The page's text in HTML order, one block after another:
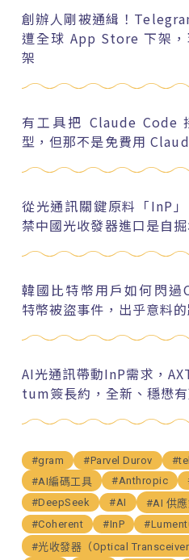
創辦人剛被通緝！
遭全球 App Store 下架
架
有工具把 Claude Code
型，但那不是免費用
從光通訊關鍵原料「InP
禁中國光收發器進口是自
韓國比特幣用戶如何閃
特幣被盜事件，出乎意料
AI光通訊帶動InP需求，
tum簽長約，全新、穩懋
#gram #Parvel Durov
#AI編碼工具
#Anthropic
#DeepSeek
#AI #AI 供應
#Coherent
#InP
#光收發器（Optical